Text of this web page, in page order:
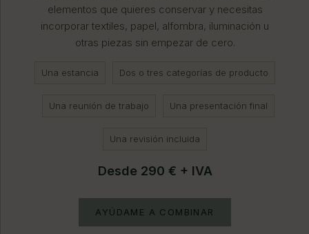
elementos que quieres conservar y necesitas
incorporar textiles, papel, alfombra, iluminación u
otras piezas sin empezar de cero.
Una estancia Dos o tres categorías de producto
Una reunión de trabajo Una presentación final
Una revisión incluida
Desde 290 € + IVA
AYÚDAME A COMBINAR